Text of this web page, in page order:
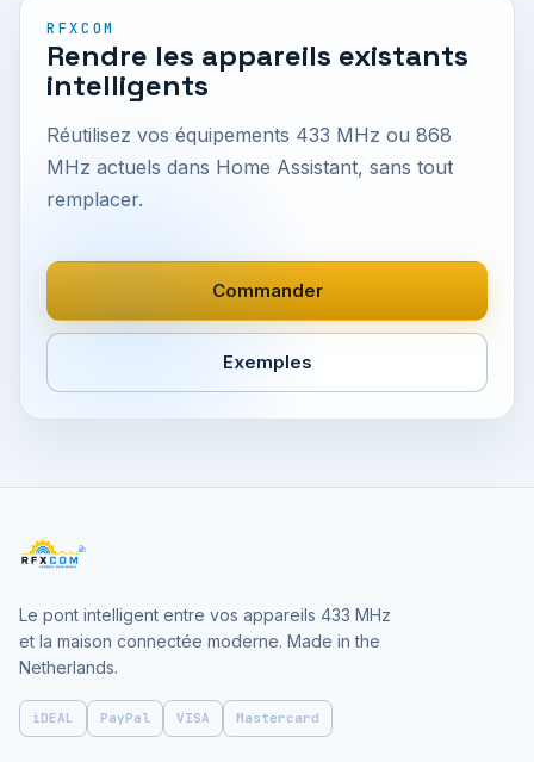
RFXCOM
Rendre les appareils existants
intelligents
Réutilisez vos équipements 433 MHz ou 868
MHz actuels dans Home Assistant, sans tout
remplacer.
Commander
Exemples
Le pont intelligent entre vos appareils 433 MHz
et la maison connectée moderne. Made in the
Netherlands.
iDEAL PayPal VISA Mastercard